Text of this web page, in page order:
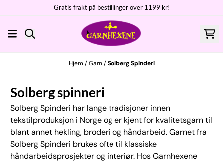
Hopp til innholdGratis frakt på bestillinger over 1199 kr!
Hjem /Garn/Solberg Spinderi
Solberg spinneri
Solberg Spinderi har lange tradisjoner innen
tekstilproduksjon i Norge og er kjent for kvalitetsgarn til
blant annet hekling, broderi og håndarbeid. Garnet fra
Solberg Spinderi brukes ofte til klassiske
håndarbeidsprosjekter og interiør. Hos Garnhexene